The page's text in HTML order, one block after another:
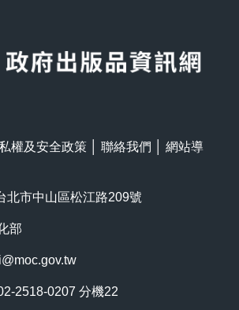
權及安全政策 聯絡我們
網站導
北市中山區松江路209號
部
2518-0207 分機22